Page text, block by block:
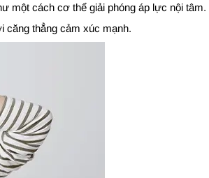
một cách cơ thể giải phóng áp lực nội
căng thẳng cảm xúc mạnh.